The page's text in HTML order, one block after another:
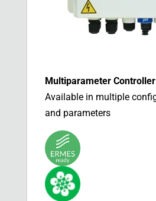
Multiparameter Controller
Available in multiple
and parameters